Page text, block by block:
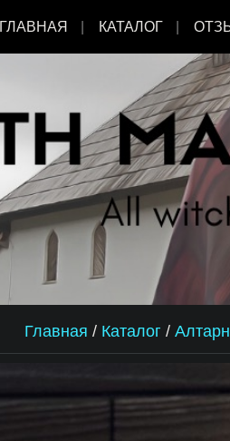
ГЛАВНАЯ КАТАЛОГ
Главная / Каталог /